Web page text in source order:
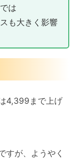
は
も大きく影響
4,399まで上げ
すが、ようやく